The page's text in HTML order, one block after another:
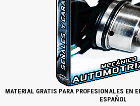
MATERIAL GRATIS PARA PROFESIONALES EN
ESPAÑOL